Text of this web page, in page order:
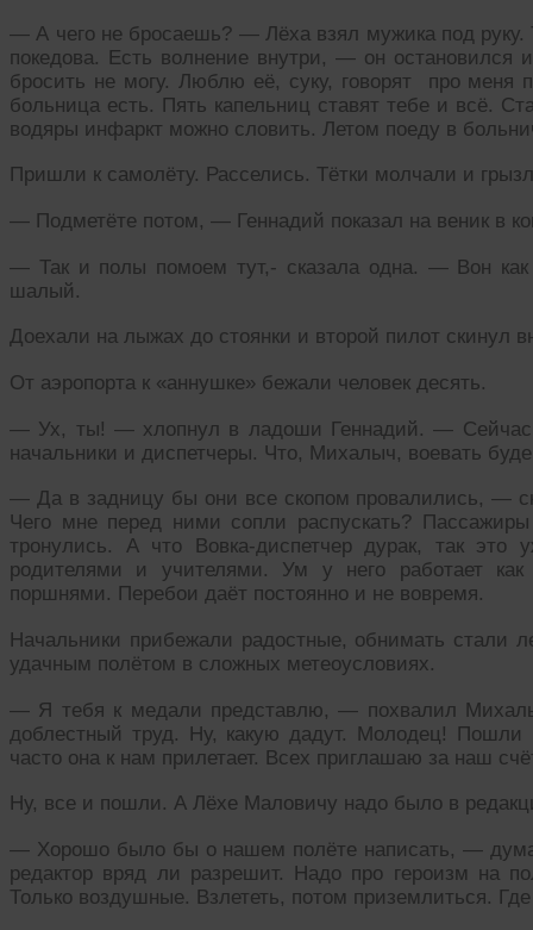
— А чего не бросаешь? — Лёха взял мужика под
покедова. Есть волнение внутри, — он
бросить не могу. Люблю её, суку, говорят про меня
больница есть. Пять капельниц ставят тебе и всё.
водяры инфаркт можно словить. Летом поеду в
Пришли к самолёту. Расселись. Тётки молчали и
— Подметёте потом, — Геннадий показал на веник в
— Так и полы помоем тут,- сказала одна. — Вон
шалый.
Доехали на лыжах до стоянки и второй пилот скинул
От аэропорта к «аннушке» бежали человек десять.
— Ух, ты! — хлопнул в ладоши Геннадий. — Сейчас
начальники и диспетчеры. Что, Михалыч, воевать
— Да в задницу бы они все скопом провалились, —
Чего мне перед ними сопли распускать?
тронулись. А что Вовка-диспетчер дурак, так
родителями и учителями. Ум у него работает
поршнями. Перебои даёт постоянно и не вовремя.
Начальники прибежали радостные, обнимать стали
удачным полётом в сложных метеоусловиях.
— Я тебя к медали представлю, — похвалил
доблестный труд. Ну, какую дадут. Молодец!
часто она к нам прилетает. Всех приглашаю за наш
Ну, все и пошли. А Лёхе Маловичу надо было в
— Хорошо было бы о нашем полёте написать, —
редактор вряд ли разрешит. Надо про героизм на
Только воздушные. Взлететь, потом приземлиться.